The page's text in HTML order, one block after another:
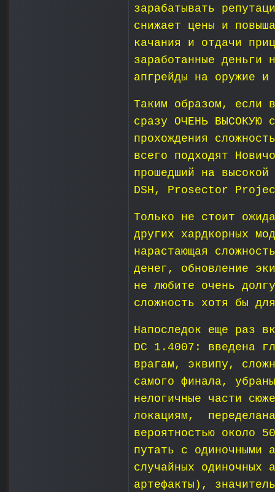
зарабатывать
снижает цены и
качания и отдачи
заработанные деньги
апгрейды на оружие
Таким образом, если
сразу ОЧЕНЬ ВЫСОКУЮ
прохождения
всего подходят
прошедший на
DSH, Prosector
Только не стоит
других хардкорных
нарастающая
денег, обновление
не любите очень
сложность хотя бы
Напоследок еще раз
DC 1.4007: введена
врагам, эквипу,
самого финала,
нелогичные части
локациям,
вероятностью около
путать с одиночными
случайных одиночных
артефакты),